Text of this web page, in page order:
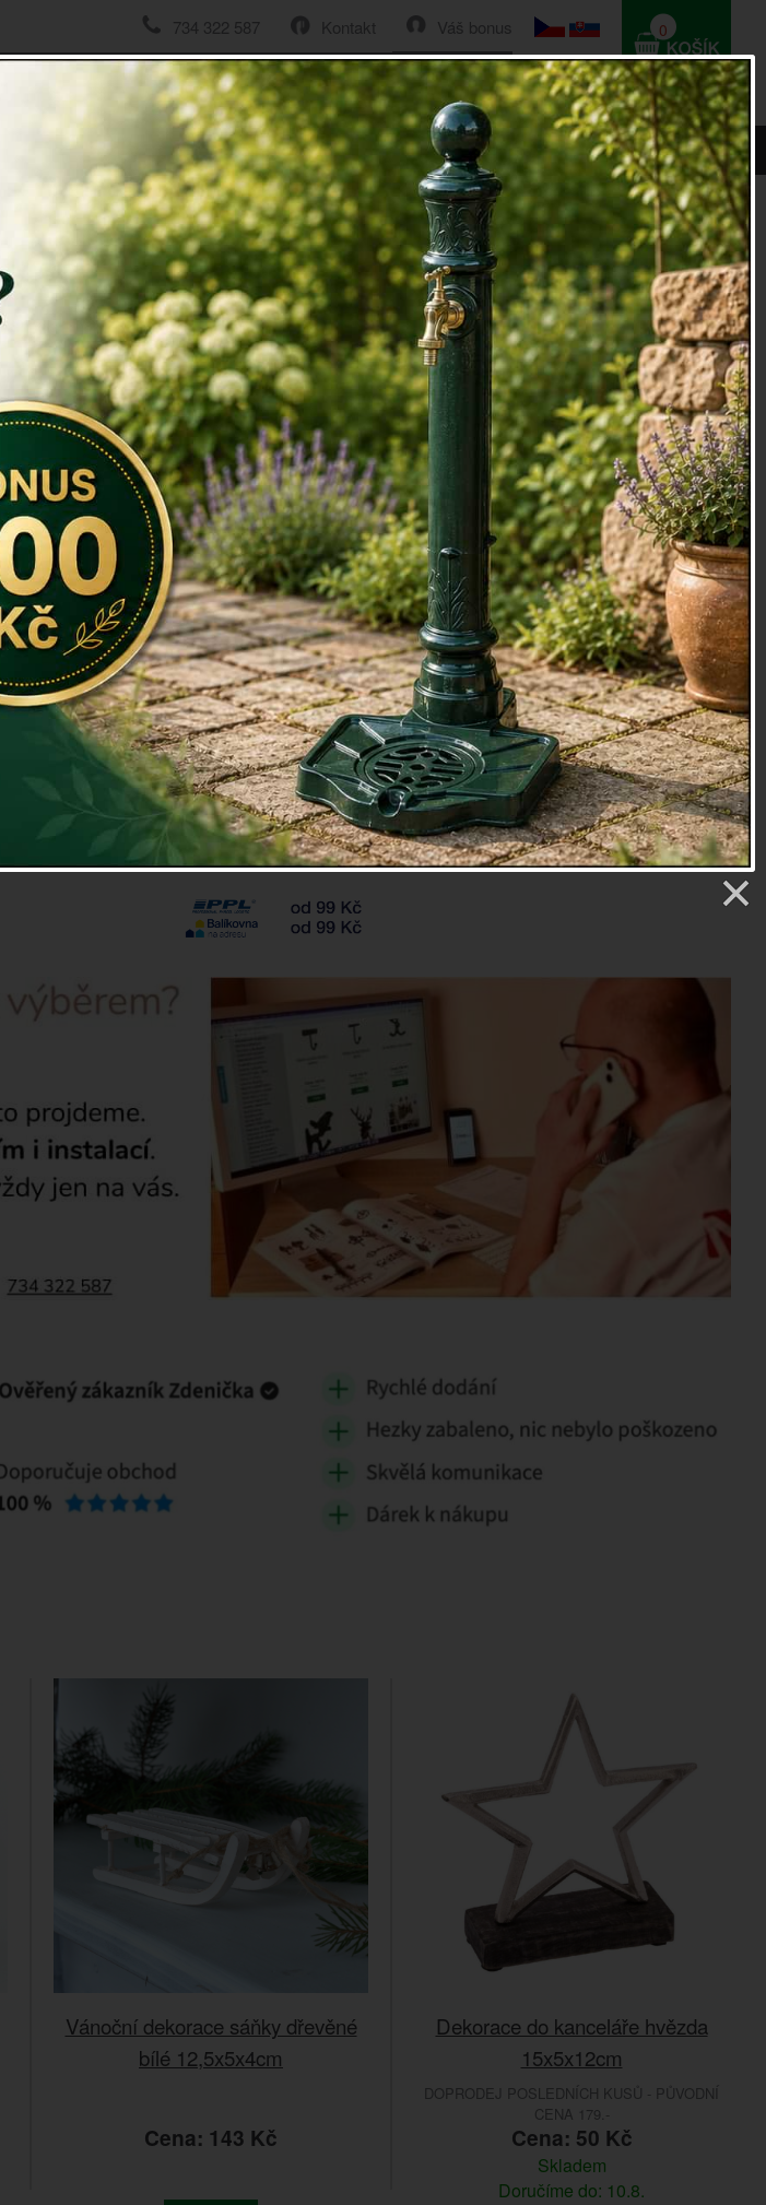
Váš bonus
Kontakt
734 322 587
HLEDAT
0
0 Kč
Umělý vánoční strom 160cm
Umělý vánoční strom 160cm
Umělý vánoční strom 160cm
Rozměry: 160cm
Snadná manipulace. Samostatně stojící.
Záruka: 2 roky
Kód:dek7193
Další parametry
Původní cena 1735.- DOPRODEJ 999.-
Cena: 999 Kč
Vyprodáno
ks Sledovat produkt
Prodej již skončil, klikněte nasledovat produkta my vás upozorníme,
až bude znovu naskladněný a připravený k odeslání.
Vánoční dekorace sáňky dřevěné
bílé 12,5x5x4cm
Cena: 143 Kč
Dekorace do kanceláře hvězda
15x5x12cm
DOPRODEJ POSLEDNÍCH KUSŮ - PŮVODNÍ
CENA 179.-
Cena: 50 Kč
Skladem
Doručíme do: 10.8.